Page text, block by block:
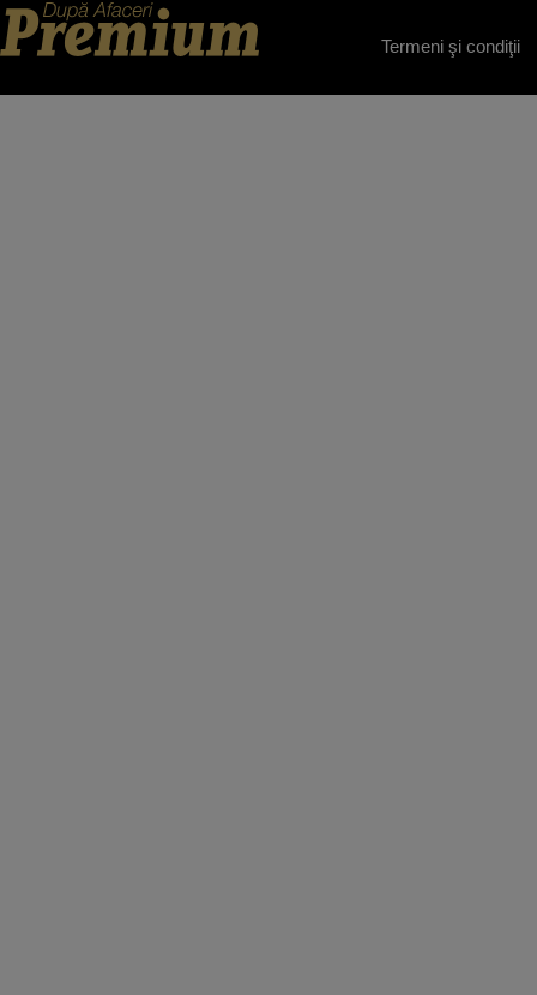
Termeni şi condiţii